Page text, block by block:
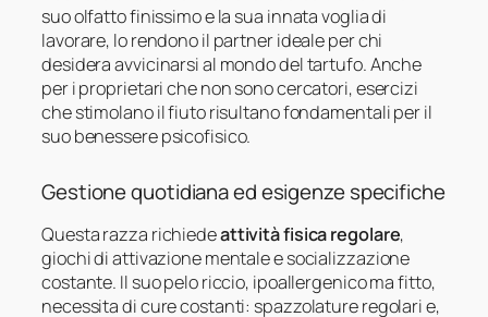
suo olfatto finissimo e la sua innata voglia di
lavorare, lo rendono il partner ideale per chi
desidera avvicinarsi al mondo del tartufo. Anche
per i proprietari che non sono cercatori, esercizi
che stimolano il fiuto risultano fondamentali per il
suo benessere psicofisico.
Gestione quotidiana ed esigenze specifiche
Questa razza richiedeattività fisica regolare,
giochi di attivazione mentale e socializzazione
costante. Il suo pelo riccio, ipoallergenico ma fitto,
necessita di cure costanti: spazzolature regolari e,